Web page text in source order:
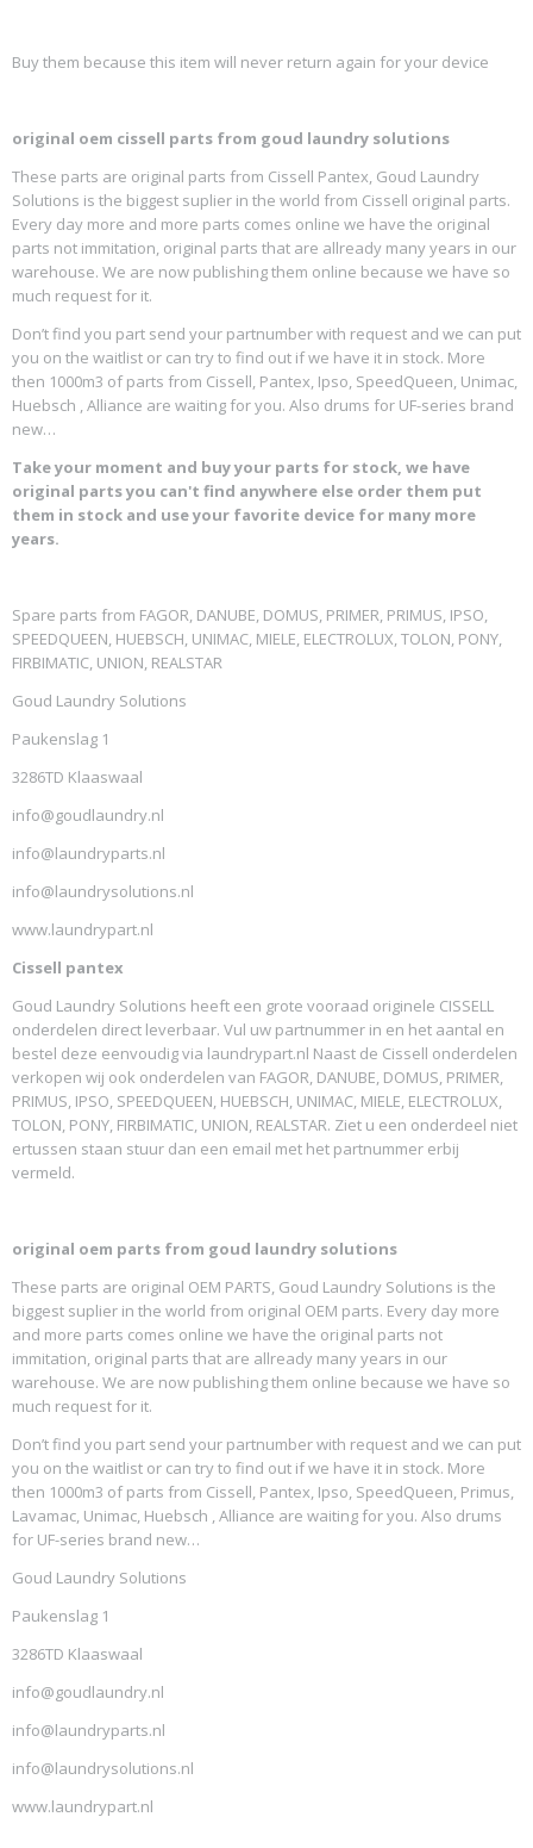
Buy them because this item will never return again for your device
original oem cissell parts from goud laundry solutions
These parts are original parts from Cissell Pantex, Goud Laundry
Solutions is the biggest suplier in the world from Cissell original parts.
Every day more and more parts comes online we have the original
parts not immitation, original parts that are allready many years in our
warehouse. We are now publishing them online because we have so
much request for it.
Don’t find you part send your partnumber with request and we can put
you on the waitlist or can try to find out if we have it in stock. More
then 1000m3 of parts from Cissell, Pantex, Ipso, SpeedQueen, Unimac,
Huebsch , Alliance are waiting for you. Also drums for UF-series brand
new…
Take your moment and buy your parts for stock, we have
original parts you can't find anywhere else order them put
them in stock and use your favorite device for many more
years.
Spare parts from FAGOR, DANUBE, DOMUS, PRIMER, PRIMUS, IPSO,
SPEEDQUEEN, HUEBSCH, UNIMAC, MIELE, ELECTROLUX, TOLON, PONY,
FIRBIMATIC, UNION, REALSTAR
Goud Laundry Solutions
Paukenslag 1
3286TD Klaaswaal
info@goudlaundry.nl
info@laundryparts.nl
info@laundrysolutions.nl
www.laundrypart.nl
Cissell pantex
Goud Laundry Solutions heeft een grote vooraad originele CISSELL
onderdelen direct leverbaar. Vul uw partnummer in en het aantal en
bestel deze eenvoudig via laundrypart.nl Naast de Cissell onderdelen
verkopen wij ook onderdelen van FAGOR, DANUBE, DOMUS, PRIMER,
PRIMUS, IPSO, SPEEDQUEEN, HUEBSCH, UNIMAC, MIELE, ELECTROLUX,
TOLON, PONY, FIRBIMATIC, UNION, REALSTAR. Ziet u een onderdeel niet
ertussen staan stuur dan een email met het partnummer erbij
vermeld.
original oem parts from goud laundry solutions
These parts are original OEM PARTS, Goud Laundry Solutions is the
biggest suplier in the world from original OEM parts. Every day more
and more parts comes online we have the original parts not
immitation, original parts that are allready many years in our
warehouse. We are now publishing them online because we have so
much request for it.
Don’t find you part send your partnumber with request and we can put
you on the waitlist or can try to find out if we have it in stock. More
then 1000m3 of parts from Cissell, Pantex, Ipso, SpeedQueen, Primus,
Lavamac, Unimac, Huebsch , Alliance are waiting for you. Also drums
for UF-series brand new…
Goud Laundry Solutions
Paukenslag 1
3286TD Klaaswaal
info@goudlaundry.nl
info@laundryparts.nl
info@laundrysolutions.nl
www.laundrypart.nl